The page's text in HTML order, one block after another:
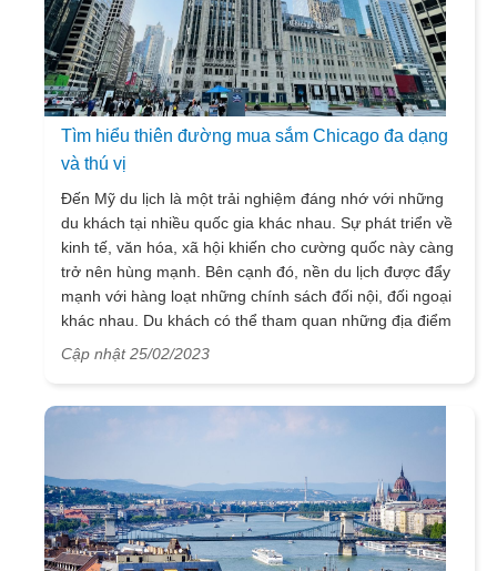
Tìm hiểu thiên đường mua sắm Chicago đa dạng
và thú vị
Đến Mỹ du lịch là một trải nghiệm đáng nhớ với những
du khách tại nhiều quốc gia khác nhau. Sự phát triển về
kinh tế, văn hóa, xã hội khiến cho cường quốc này càng
trở nên hùng mạnh. Bên cạnh đó, nền du lịch được đẩy
mạnh với hàng loạt những chính sách đối nội, đối ngoại
khác nhau. Du khách có thể tham quan những địa điểm
nổi tiếng tại đây để tận hưởng không khí sôi động, náo
Chicago, bạn biết không trải nghiệm mua sắm tại đây
quanh một vòng để tìm hiểu về hoạt động chủ yếu diễn
ra tại đây nhé!
Cập nhật 25/02/2023